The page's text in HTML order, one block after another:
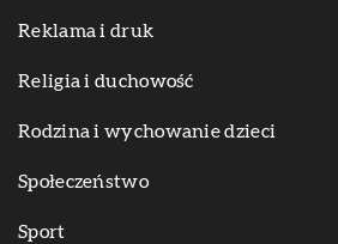
Reklama i druk
Religia i duchowość
Rodzina i wychowanie dzieci
Społeczeństwo
Sport